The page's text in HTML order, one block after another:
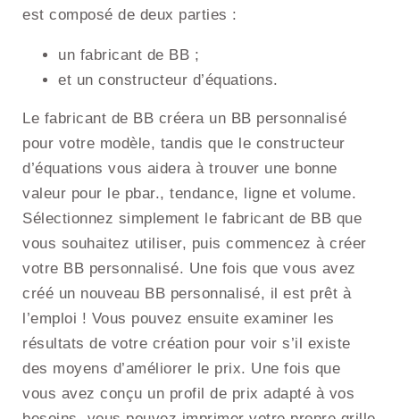
est composé de deux parties :
un fabricant de BB ;
et un constructeur d’équations.
Le fabricant de BB créera un BB personnalisé
pour votre modèle, tandis que le constructeur
d’équations vous aidera à trouver une bonne
valeur pour le pbar., tendance, ligne et volume.
Sélectionnez simplement le fabricant de BB que
vous souhaitez utiliser, puis commencez à créer
votre BB personnalisé. Une fois que vous avez
créé un nouveau BB personnalisé, il est prêt à
l’emploi ! Vous pouvez ensuite examiner les
résultats de votre création pour voir s’il existe
des moyens d’améliorer le prix. Une fois que
vous avez conçu un profil de prix adapté à vos